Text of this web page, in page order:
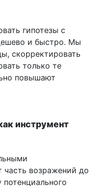
гипотезы с
и быстро. Мы
скорректировать
только те
повышают
инструмент
часть возражений до
потенциального